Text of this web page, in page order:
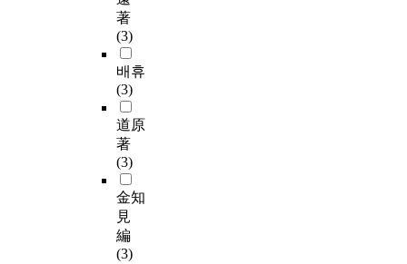
著
(3)
배휴
(3)
道原
著
(3)
金知
見
編
(3)